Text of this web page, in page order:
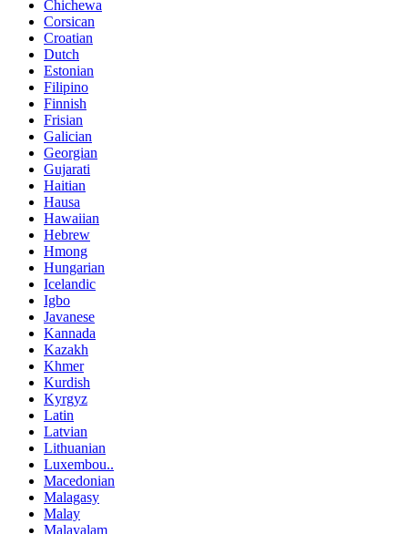
Chichewa
Corsican
Croatian
Dutch
Estonian
Filipino
Finnish
Frisian
Galician
Georgian
Gujarati
Haitian
Hausa
Hawaiian
Hebrew
Hmong
Hungarian
Icelandic
Igbo
Javanese
Kannada
Kazakh
Khmer
Kurdish
Kyrgyz
Latin
Latvian
Lithuanian
Luxembou..
Macedonian
Malagasy
Malay
Malayalam